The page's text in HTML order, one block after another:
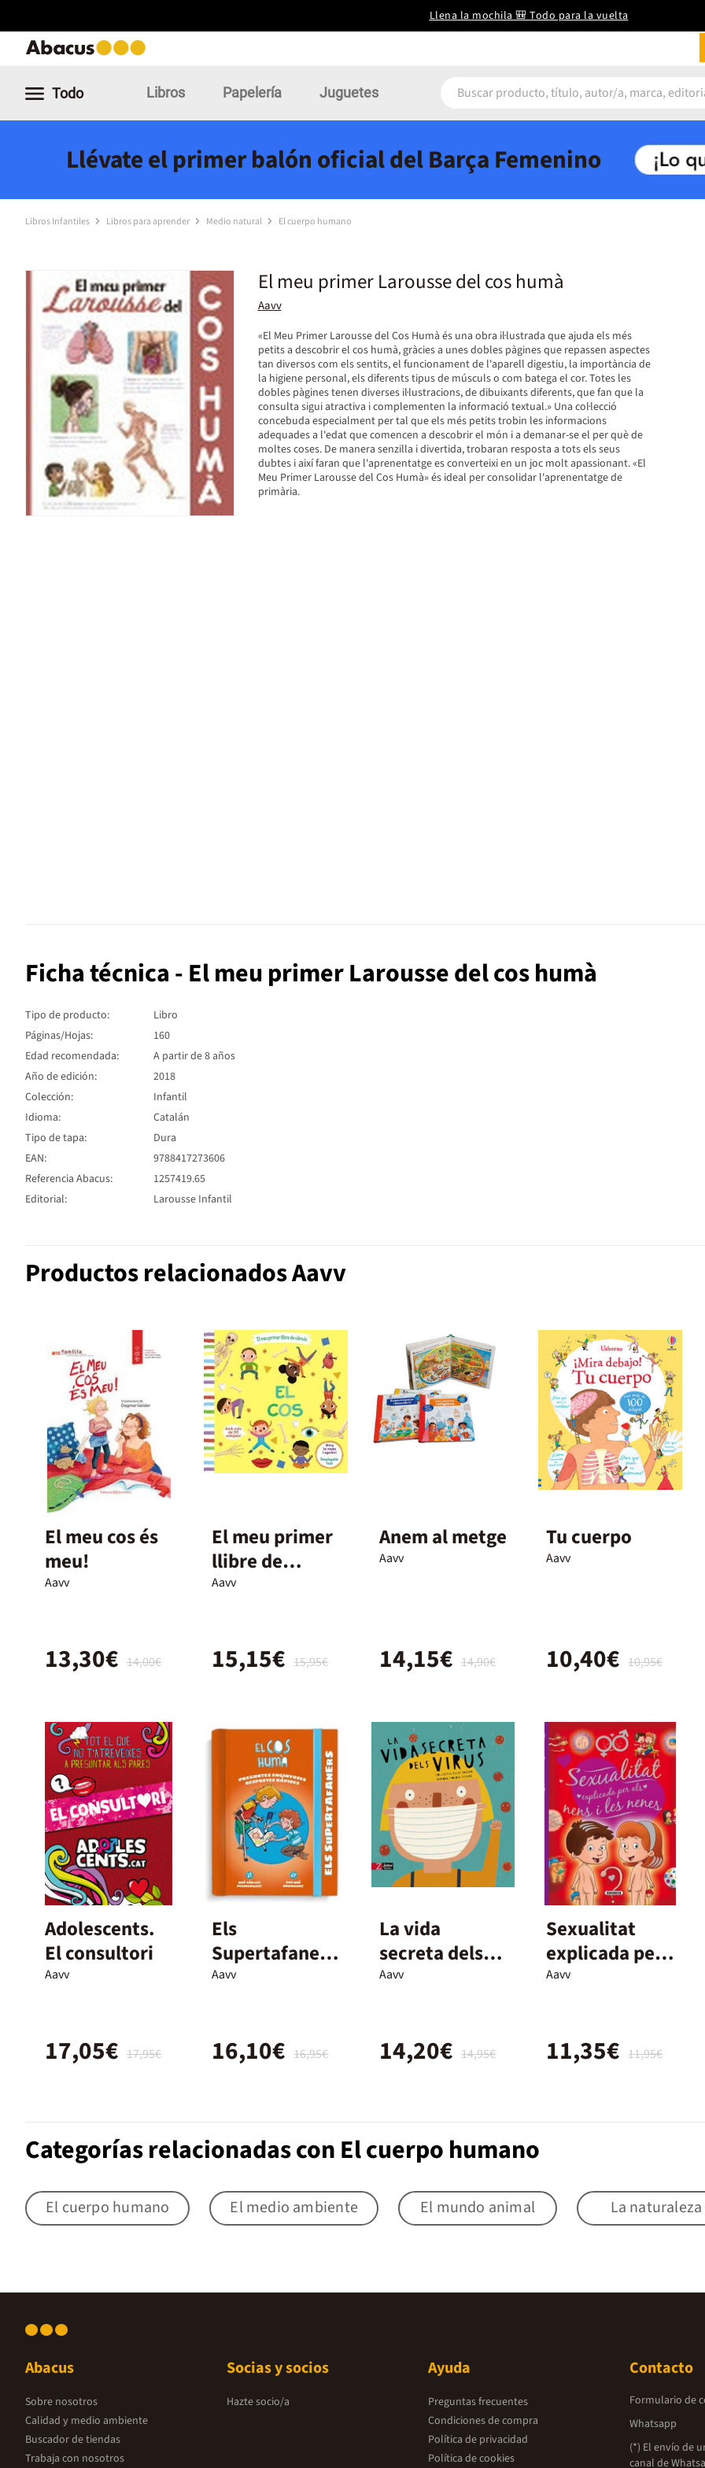
Llena la mochila 🎒 Todo para la vuelta
Todo Libros Papelería Juguetes
Llévate el primer balón oficial del Barça Femenino
Libros Infantiles Libros para aprender Medio natural El cuerpo humano
El meu primer Larousse del cos humà
Aavv
«El Meu Primer Larousse del Cos Humà és una obra il·lustrada que ajuda els més
petits a descobrir el cos humà, gràcies a unes dobles pàgines que repassen aspectes
tan diversos com els sentits, el funcionament de l'aparell digestiu, la importància de
la higiene personal, els diferents tipus de músculs o com batega el cor. Totes les
dobles pàgines tenen diverses il·lustracions, de dibuixants diferents, que fan que la
consulta sigui atractiva i complementen la informació textual.» Una col·lecció
concebuda especialment per tal que els més petits trobin les informacions
adequades a l'edat que comencen a descobrir el món i a demanar-se el per què de
moltes coses. De manera senzilla i divertida, trobaran resposta a tots els seus
dubtes i així faran que l'aprenentatge es converteixi en un joc molt apassionant. «El
Meu Primer Larousse del Cos Humà» és ideal per consolidar l'aprenentatge de
primària.
Ficha técnica - El meu primer Larousse del cos humà
Tipo de producto:
Libro
Páginas/Hojas:
160
Edad recomendada:
A partir de 8 años
Año de edición:
2018
Colección:
Infantil
Idioma:
Catalán
Tipo de tapa:
Dura
EAN:
9788417273606
Referencia Abacus:
1257419.65
Editorial:
Larousse Infantil
Productos relacionados Aavv
El meu cos és
meu!
Aavv
14,00€
13,30€
El meu primer
llibre de
ciència. El cos
Aavv
15,95€
15,15€
Anem al metge
Aavv
14,90€
14,15€
Tu cuerpo
Aavv
10,95€
10,40€
Adolescents.
El consultori
Aavv
17,95€
17,05€
Els
Supertafaners
. El Cos Humà
Aavv
16,95€
16,10€
La vida
secreta dels
virus
Aavv
14,95€
14,20€
Sexualitat
explicada per
als nens i les
Aavv
11,95€
11,35€
Categorías relacionadas con El cuerpo humano
El cuerpo humano El medio ambiente El mundo animal La naturaleza
Abacus
Sobre nosotros
Calidad y medio ambiente
Buscador de tiendas
Trabaja con nosotros
Socias y socios
Hazte socio/a
Ayuda
Preguntas frecuentes
Condiciones de compra
Política de privacidad
Política de cookies
Contacto
Formulario de
Whatsapp
(*) El envío de
canal de